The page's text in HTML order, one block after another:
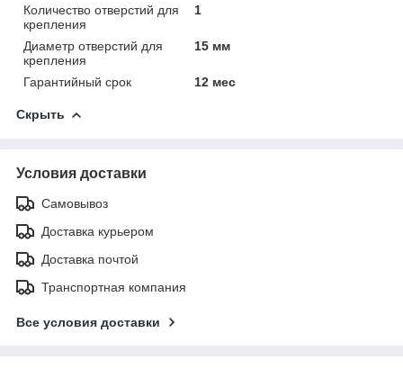
Количество отверстий для
крепления
1
Диаметр отверстий для
крепления
15 мм
Гарантийный срок 12 мес
Скрыть
Условия доставки
Самовывоз
Доставка курьером
Доставка почтой
Транспортная компания
Все условия доставки